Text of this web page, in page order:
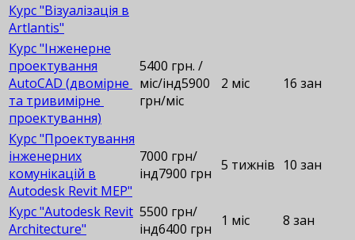
Курс "Візуалізація в
Artlantis"
Курс "Інженерне
проектування
AutoCAD (двомірне
та тривимірне
проектування)
5400 грн. /
міс/інд5900
грн/міс
2 міс 16 зан
Курс "Проектування
інженерних
комунікацій в
Autodesk Revit MEP"
7000 грн/
інд7900 грн 5 тижнів 10 зан
Курс "Autodesk Revit
Architecture"
5500 грн/
інд6400 грн
1 міс
8 зан